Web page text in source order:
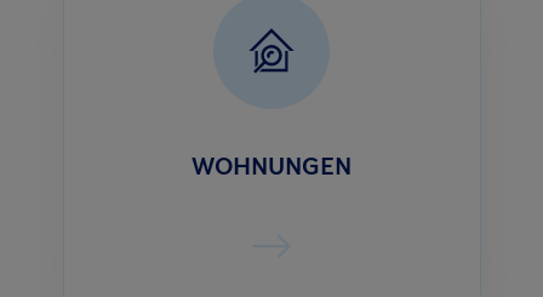
WOHNUNGEN